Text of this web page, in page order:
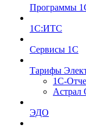
Программы
1С:ИТС
Сервисы 1С
Тарифы
1С-
Астрал
ЭДО